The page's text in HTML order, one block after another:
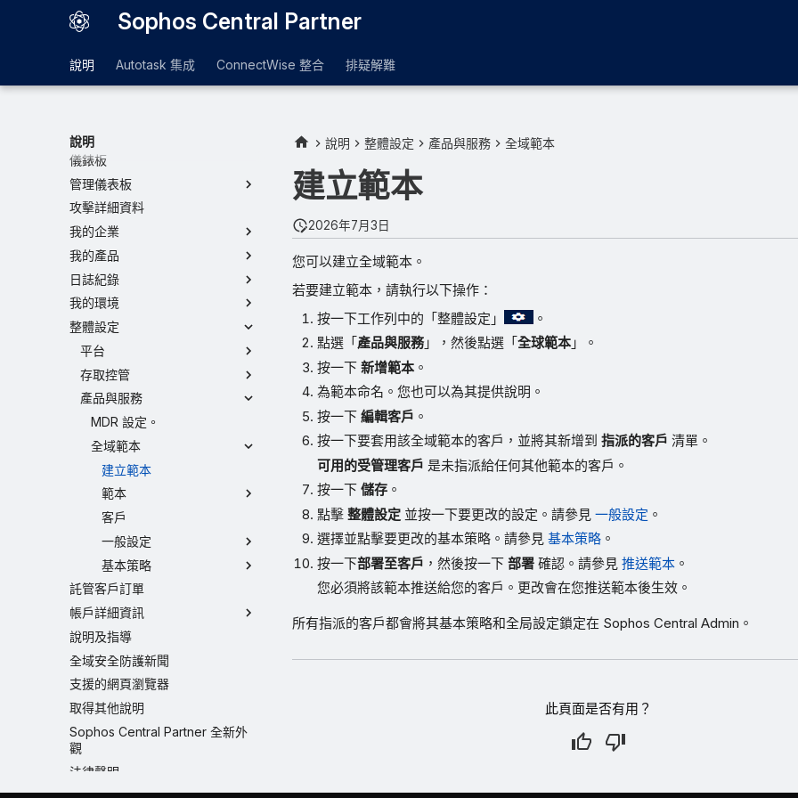
Sophos Central Partner
說明 Autotask 集成 ConnectWise 整合 排疑解難
說明
儀錶板
管理儀表板
攻擊詳細資料
我的企業
我的產品
日誌紀錄
我的環境
整體設定
平台
存取控管
產品與服務
MDR 設定。
全域範本
建立範本
範本
客戶
一般設定
基本策略
託管客戶訂單
帳戶詳細資訊
說明及指導
全域安全防護新聞
支援的網頁瀏覽器
取得其他說明
Sophos Central Partner 全新外
觀
法律聲明
說明 整體設定 產品與服務 全域範本
建立範本
2026年7月3日
您可以建立全域範本。
若要建立範本，請執行以下操作：
按一下工作列中的「整體設定」
。
點選「產品與服務」，然後點選「全球範本 」。
按一下新增範本 。
為範本命名。您也可以為其提供說明。
按一下編輯客戶 。
按一下要套用該全域範本的客戶，並將其新增到指派的客戶 清單。
可用的受管理客戶 是未指派給任何其他範本的客戶。
按一下儲存 。
點擊整體設定 並按一下要更改的設定。請參見一般設定 。
選擇並點擊要更改的基本策略。請參見基本策略 。
按一下部署至客戶 ，然後按一下部署 確認。請參見推送範本 。
您必須將該範本推送給您的客戶。更改會在您推送範本後生效。
所有指派的客戶都會將其基本策略和全局設定鎖定在 Sophos Central Admin。
此頁面是否有用？